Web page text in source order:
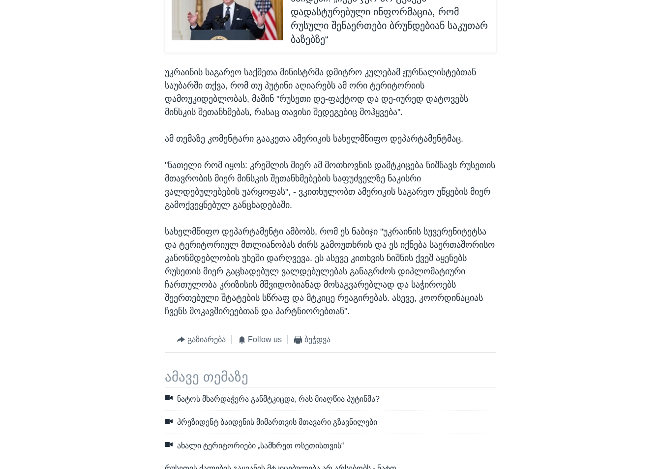
დადასტურებული ინფორმაცია, რომ
რუსული შენაერთები ბრუნდებიან საკუთარ
ბაზებზე“
უკრაინის საგარეო საქმეთა მინისტრმა დმიტრო კულებამ ჟურნალისტებთან
საუბარში თქვა, რომ თუ პუტინი აღიარებს ამ ორი ტერიტორიის
დამოუკიდებლობას, მაშინ "რუსეთი დე-ფაქტოდ და დე-იურედ დატოვებს
მინსკის შეთანხმებას, რასაც თავისი შედეგებიც მოჰყვება".
ამ თემაზე კომენტარი გააკეთა ამერიკის სახელმწიფო დეპარტამენტმაც.
"ნათელი რომ იყოს: კრემლის მიერ ამ მოთხოვნის დამტკიცება ნიშნავს რუსეთის
მთავრობის მიერ მინსკის შეთანხმებების საფუძველზე ნაკისრი
ვალდებულებების უარყოფას", - ვკითხულობთ ამერიკის საგარეო უწყების მიერ
გამოქვეყნებულ განცხადებაში.
სახელმწიფო დეპარტამენტი ამბობს, რომ ეს ნაბიჯი "უკრაინის სუვერენიტეტსა
და ტერიტორიულ მთლიანობას ძირს გამოუთხრის და ეს იქნება საერთაშორისო
კანონმდებლობის უხეში დარღვევა. ეს ასევე კითხვის ნიშნის ქვეშ აყენებს
რუსეთის მიერ გაცხადებულ ვალდებულებას განაგრძოს დიპლომატიური
ჩართულობა კრიზისის მშვიდობიანად მოსაგვარებლად და საჭიროებს
შეერთებული შტატების სწრაფ და მტკიცე რეაგირებას. ასევე, კოორდინაციას
ჩვენს მოკავშირეებთან და პარტნიორებთან".
გაზიარება Follow us ბეჭდვა
ამავე თემაზე
ნატოს მხარდაჭერა განმტკიცდა, რას მიაღწია პუტინმა?
პრეზიდენტ ბაიდენის მიმართვის მთავარი გზავნილები
ახალი ტერიტორიები „სამხრეთ ოსეთისთვის“